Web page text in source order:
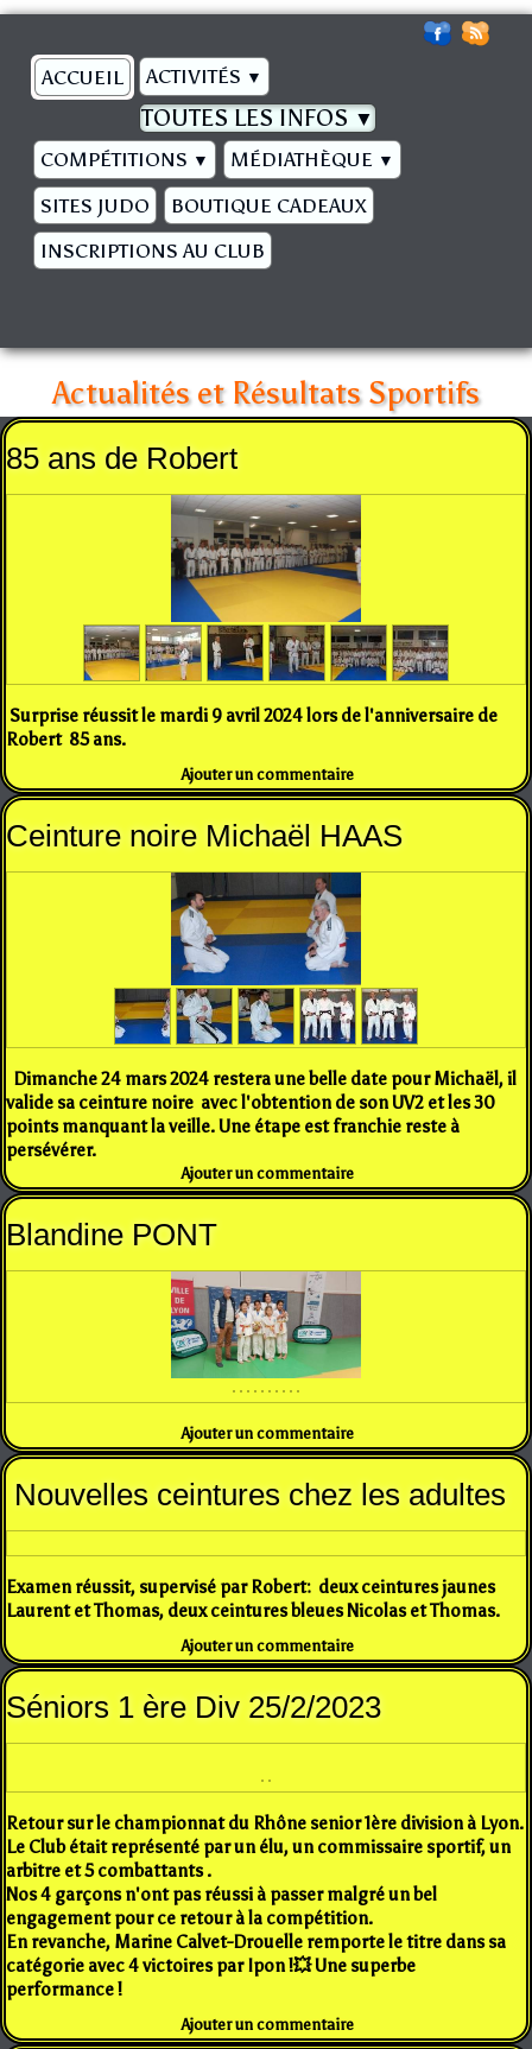
ACCUEIL ACTIVITÉS ▼
TOUTES LES INFOS▼
COMPÉTITIONS ▼ MÉDIATHÈQUE ▼
SITES JUDO
BOUTIQUE CADEAUX
INSCRIPTIONS AU CLUB
Actualités et Résultats Sportifs
85 ans de Robert
Surprise réussit le mardi 9 avril 2024 lors de l'anniversaire de
Robert85 ans.
Ajouter un commentaire
Ceinture noire Michaël HAAS
Dimanche 24 mars 2024 restera une belle date pour Michaël, il
valide sa ceinture noire avec l'obtention de son UV2 et les 30
points manquant la veille. Une étape est franchie reste à
persévérer.
Ajouter un commentaire
Blandine PONT
Ajouter un commentaire
Nouvelles ceintures chez les adultes
Examen réussit, supervisé par Robert: deux ceintures jaunes
Laurent et Thomas, deux ceintures bleues Nicolas et Thomas.
Ajouter un commentaire
Séniors 1 ère Div 25/2/2023
Retour sur le championnat du Rhône senior 1ère division à Lyon.
Le Club était représenté par un élu, un commissaire sportif, un
arbitre et 5 combattants .
Nos 4 garçons n'ont pas réussi à passer malgré un bel
engagement pour ce retour à la compétition.
En revanche, Marine Calvet-Drouelle remporte le titre dans sa
catégorie avec 4 victoires par Ipon !💥 Une superbe
performance !
Ajouter un commentaire